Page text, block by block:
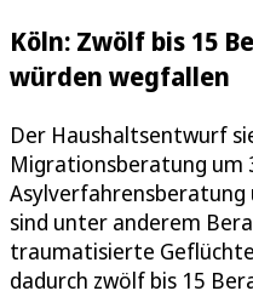
Köln: Zwölf bis 15
würden wegfallen
Der Haushaltsentwurf
Migrationsberatung um
sind unter anderem
traumatisierte
dadurch zwölf bis 15